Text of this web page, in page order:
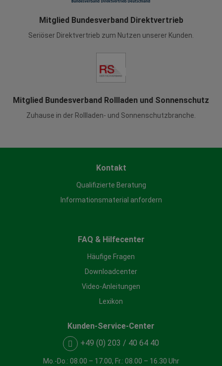
Mitglied Bundesverband Direktvertrieb
Seriöser Direktvertrieb zum Nutzen unserer Kunden.
Mitglied Bundesverband Rollladen und Sonnenschutz
Zuhause in der Rollladen- und Sonnenschutzbranche.
Kontakt
Qualifizierte Beratung
Informationsmaterial anfordern
FAQ & Hilfecenter
Häufige Fragen
Downloadcenter
Video-Anleitungen
Lexikon
Kunden-Service-Center
+49 (0) 203 / 40 64 40
Mo.-Do.: 08.00 – 17.00, Fr.: 08.00 – 16.30 Uhr